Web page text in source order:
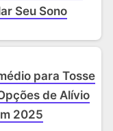
Seu Sono
para Tosse
de Alívio
2025